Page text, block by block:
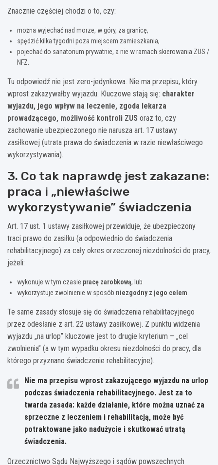
Znacznie częściej chodzi o to, czy:
można wyjechać nad morze, w góry, za granicę,
spędzić kilka tygodni poza miejscem zamieszkania,
pojechać do sanatorium prywatnie, a nie w ramach skierowania ZUS /
NFZ.
Tu odpowiedź nie jest zero-jedynkowa. Nie ma przepisu, który
wprost zakazywałby wyjazdu. Kluczowe stają się: charakter
wyjazdu, jego wpływ na leczenie, zgoda lekarza
prowadzącego, możliwość kontroli ZUS oraz to, czy
zachowanie ubezpieczonego nie narusza art. 17 ustawy
zasiłkowej (utrata prawa do świadczenia w razie niewłaściwego
wykorzystywania).
3. Co tak naprawdę jest zakazane:
praca i „niewłaściwe
wykorzystywanie” świadczenia
Art. 17 ust. 1 ustawy zasiłkowej przewiduje, że ubezpieczony
traci prawo do zasiłku (a odpowiednio do świadczenia
rehabilitacyjnego) za cały okres orzeczonej niezdolności do pracy,
jeżeli:
wykonuje w tym czasie pracę zarobkową, lub
wykorzystuje zwolnienie w sposób niezgodny z jego celem
Te same zasady stosuje się do świadczenia rehabilitacyjnego
przez odesłanie z art. 22 ustawy zasiłkowej. Z punktu widzenia
wyjazdu „na urlop” kluczowe jest to drugie kryterium – „cel
zwolnienia” (a w tym wypadku okresu niezdolności do pracy, dla
którego przyznano świadczenie rehabilitacyjne).
Nie ma przepisu wprost zakazującego wyjazdu na urlop
podczas świadczenia rehabilitacyjnego. Jest za to
twarda zasada: każde działanie, które można uznać za
sprzeczne z leczeniem i rehabilitacją, może być
potraktowane jako nadużycie i skutkować utratą
świadczenia.
Orzecznictwo Sądu Najwyższego i sądów powszechnych